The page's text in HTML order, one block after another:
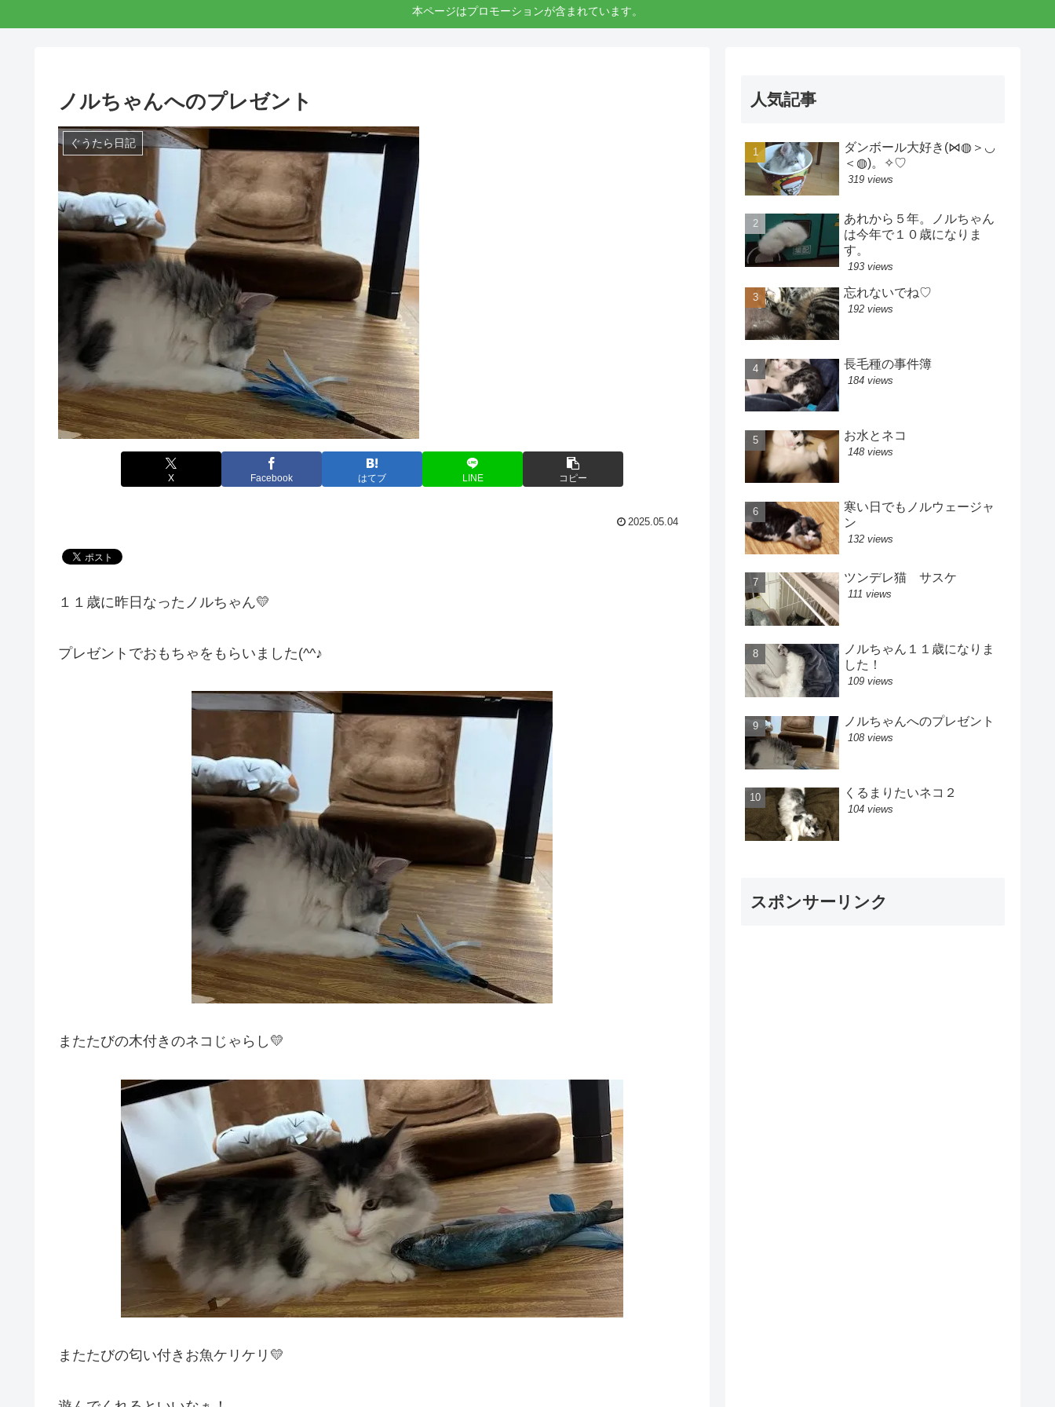
本ページはプロモーションが含まれています。
ノルちゃんへのプレゼント
ぐうたら日記
X Facebook はてブ LINE コピー
2025.05.04
１１歳に昨日なったノルちゃん💛
プレゼントでおもちゃをもらいました(^^♪
またたびの木付きのネコじゃらし💛
またたびの匂い付きお魚ケリケリ💛
人気記事
ダンボール大好き(⋈◍＞◡
＜◍)。✧♡
319 views
あれから５年。ノルちゃん
は今年で１０歳になりま
す。
193 views
忘れないでね♡
192 views
長毛種の事件簿
184 views
お水とネコ
148 views
寒い日でもノルウェージャ
ン
132 views
ツンデレ猫 サスケ
111 views
ノルちゃん１１歳になりま
した！
109 views
ノルちゃんへのプレゼント
108 views
くるまりたいネコ２
104 views
スポンサーリンク